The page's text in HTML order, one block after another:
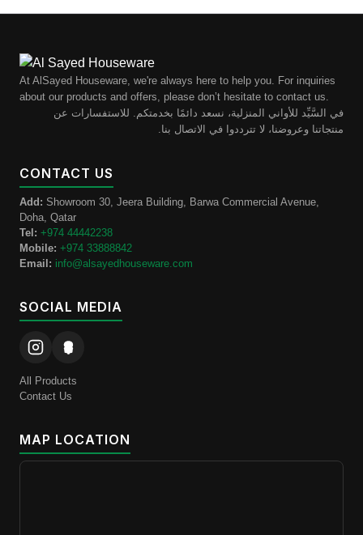
At AlSayed Houseware, we're always here to help you. For inquiries
about our products and offers, please don’t hesitate to contact us.
في السَّيِّد للأواني المنزلية، نسعد دائمًا بخدمتكم. للاستفسارات عن
منتجاتنا وعروضنا، لا تترددوا في الاتصال بنا.
CONTACT US
Add: Showroom 30, Jeera Building, Barwa Commercial Avenue,
Doha, Qatar
Tel: +974 44442238
Mobile: +974 33888842
Email: info@alsayedhouseware.com
SOCIAL MEDIA
All Products
Contact Us
MAP LOCATION